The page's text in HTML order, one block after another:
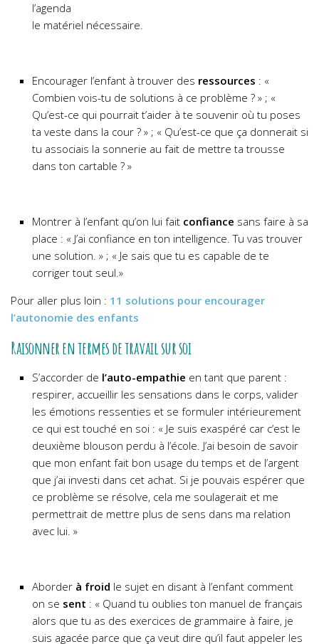
l’agenda
le matériel nécessaire.
Encourager l’enfant à trouver des ressources : «
Combien vois-tu de solutions à ce problème ? » ; «
Qu’est-ce qui pourrait t’aider à te souvenir où tu poses
ta veste dans la cour ? » ; « Qu’est-ce que ça donnerait si
tu associais la sonnerie au fait de mettre ta trousse
dans ton cartable ? »
Montrer à l’enfant qu’on lui fait confiance sans faire à sa
place : « J’ai confiance en ton intelligence. Tu vas trouver
une solution. » ; « Je sais que tu es capable de te
corriger tout seul.»
Pour aller plus loin : 11 solutions pour encourager
l’autonomie des enfants
Raisonner en termes de travail sur soi
S’accorder de l’auto-empathie en tant que parent :
respirer, accueillir les sensations dans le corps, valider
les émotions ressenties et se formuler intérieurement
ce qui est touché en soi : « Je suis exaspéré car c’est le
deuxième blouson perdu à l’école. J’ai besoin de savoir
que mon enfant fait bon usage du temps et de l’argent
que j’ai investi dans cet achat. Si je pouvais espérer que
ce problème se résolve, cela me soulagerait et me
permettrait de mettre plus de sens dans ma relation
avec lui. »
Aborder à froid le sujet en disant à l’enfant comment
on se sent : « Quand tu oublies ton manuel de français
alors que tu as des exercices de grammaire à faire, je
suis agacée parce que ça veut dire qu’il faut appeler les